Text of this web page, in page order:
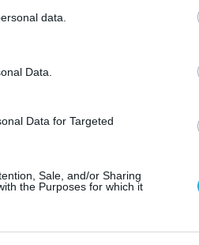
data.
Data.
Data for Targeted
Sale, and/or Sharing
the Purposes for which it
των μελών. Οι
είχαν οργανωμένη
ληστείες.
στην
του
που προέβαλαν, οι
τους βασικούς
σπίτια και